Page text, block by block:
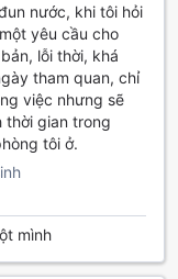
Veneto
mang đến cho du
Đầu ngày, du
tại nhà hàng
phú. Với nhiều
sẽ có cơ hội
ngon để bắt
dịch vụ phòng
các món ăn
chỉ cần gọi điện
nước, khi tôi hỏi
yêu cầu cho
lỗi thời, khá
tham quan, chỉ
việc nhưng sẽ
thời gian trong
tôi ở.
mình